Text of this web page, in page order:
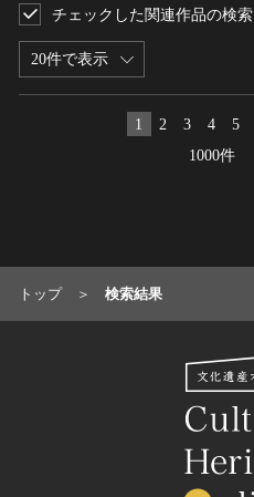
20件で表示
チェックした関連作品の検索
1000件
1 2 3 4 5
渓谷・渓流
海浜
地質鉱物
トップ 検索結果